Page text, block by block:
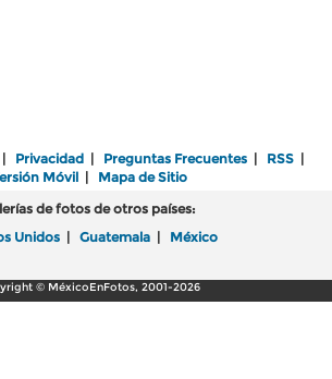
| Privacidad | Preguntas Frecuentes | RSS |
Móvil| Mapa de Sitio
de fotos de otros países:
Unidos | Guatemala | México
© MéxicoEnFotos, 2001-2026